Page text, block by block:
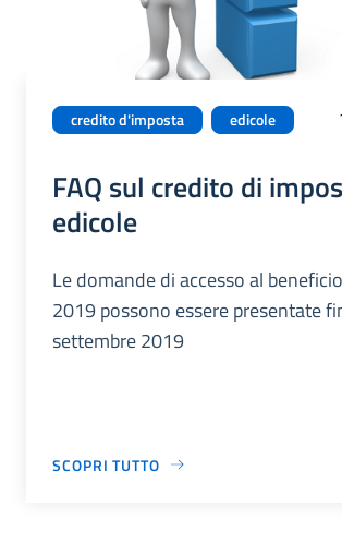
credito d'imposta edicole
FAQ sul credito di
edicole
Le domande di accesso al
2019 possono essere presentate
settembre 2019
SCOPRI TUTTO